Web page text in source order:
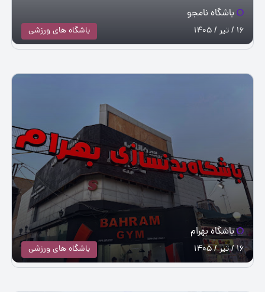
باشگاه نامجو
باشگاه های ورزشی 16 / تیر / 1405
باشگاه بهرام
باشگاه های ورزشی 16 / تیر / 1405